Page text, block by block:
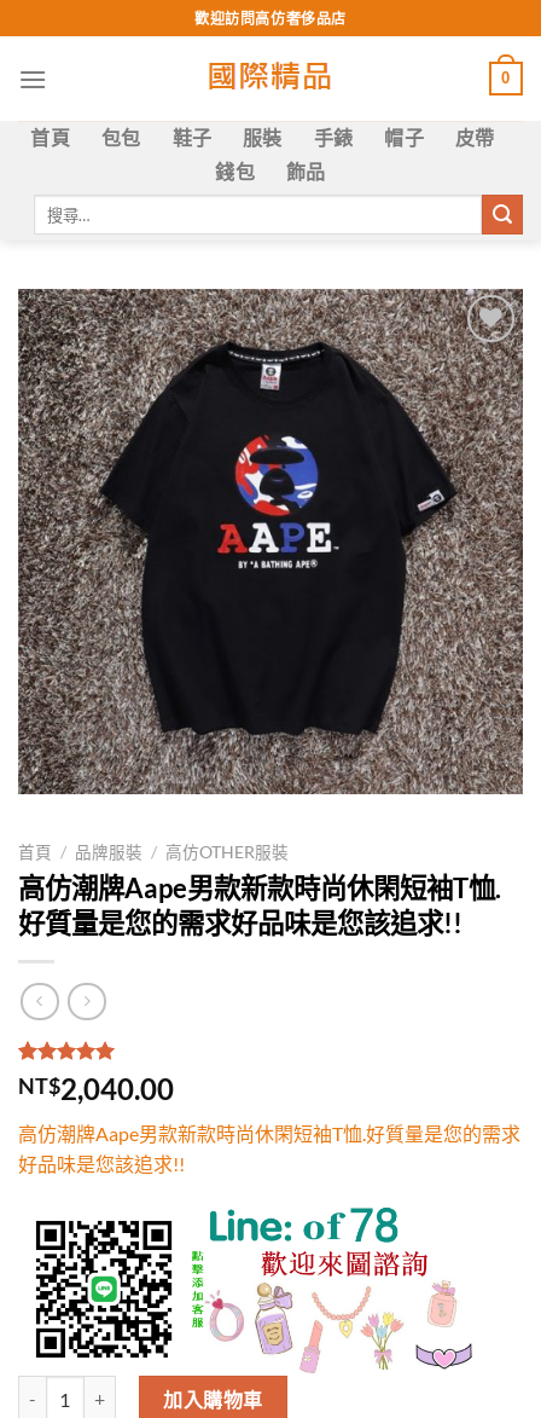
to
content
歡迎訪問高仿奢侈品店
0
首頁 包包 鞋子 服裝 手錶 帽子
皮帶
錢包
飾品
字:
Add to
wishlist
首頁 / 品牌服裝 / 高仿OTHER服裝
高仿潮牌Aape男款新款時尚休閑短袖T恤.
好質量是您的需求好品味是您該追求!!
評分5.00 /
5，已有
1
位
分
NT$2,040.00
高仿潮牌Aape男款新款時尚休閑短袖T恤.好質量是您的需求
好品味是您該追求!!
高仿潮牌Aape男款新款時尚休閑短袖T恤.好質量是您的需求好品味是
加入購物車